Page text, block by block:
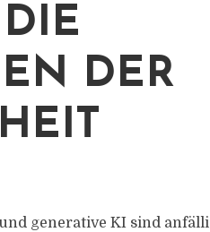
DER
generative KI sind